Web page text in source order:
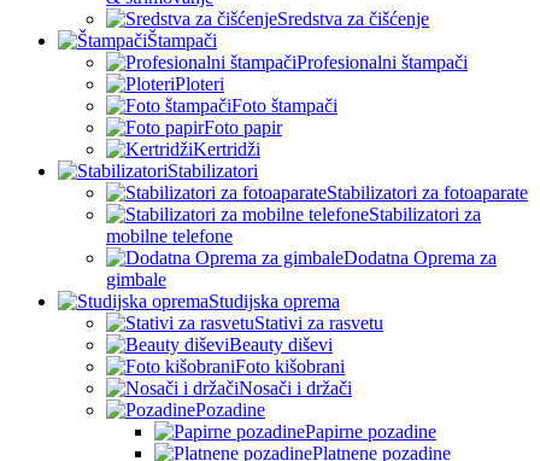
Sredstva za čišćenje
Štampači
Profesionalni štampači
Ploteri
Foto štampači
Foto papir
Kertridži
Stabilizatori
Stabilizatori za fotoaparate
Stabilizatori za
mobilne telefone
Dodatna Oprema za
gimbale
Studijska oprema
Stativi za rasvetu
Beauty diševi
Foto kišobrani
Nosači i držači
Pozadine
Papirne pozadine
Platnene pozadine